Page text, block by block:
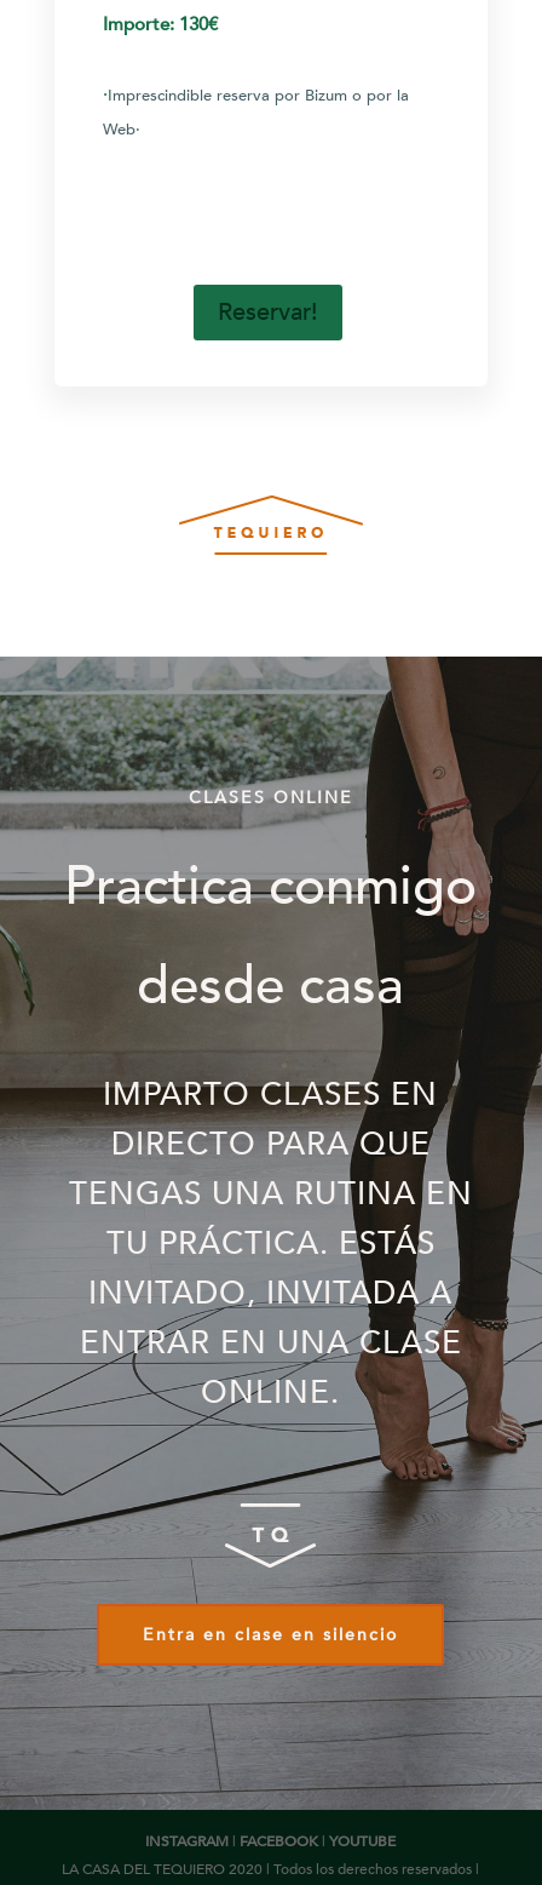
Importe: 130€
·Imprescindible reserva por Bizum o por la
Web·
Reservar!
CLASES ONLINE
Practica conmigo
desde casa
IMPARTO CLASES EN
DIRECTO PARA QUE
TENGAS UNA RUTINA EN
TU PRÁCTICA. ESTÁS
INVITADO, INVITADA A
ENTRAR EN UNA CLASE
ONLINE.
Entra en clase en silencio
INSTAGRAM | FACEBOOK|YOUTUBE
LA CASA DEL TEQUIERO 2020 | Todos los derechos reservados |